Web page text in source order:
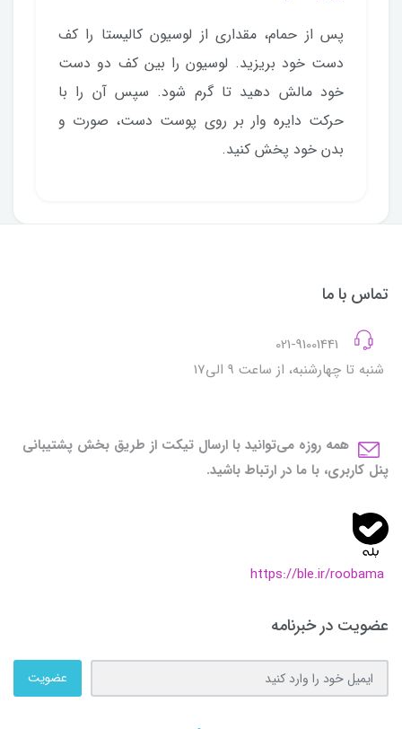
پس از حمام، مقداری از لوسیون کالیستا را کف
دست خود بریزید. لوسیون را بین کف دو دست
خود مالش دهید تا گرم شود. سپس آن را با
حرکت دایره وار بر روی پوست دست، صورت و
بدن خود پخش کنید.
تماس با ما
شنبه تا چهارشنبه، از ساعت 9 الی17
همه روزه می‌توانید با ارسال تیکت از طریق بخش پشتیبانی
پنل کاربری، با ما در ارتباط باشید.
https://ble.ir/roobama
عضویت در خبرنامه
عضویت